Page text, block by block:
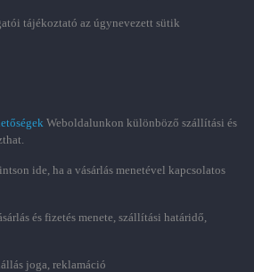
tájékoztató az úgynevezett sütik
Weboldalunkon különböző szállítási és
ide, ha a vásárlás menetével kapcsolatos
és fizetés menete, szállítási határidő,
joga, reklamáció